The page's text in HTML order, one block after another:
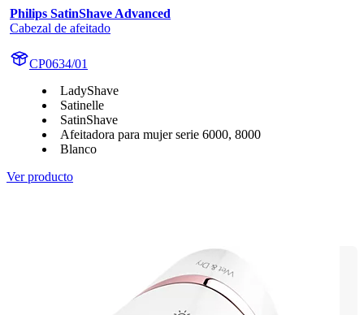
Philips SatinShave Advanced
Cabezal de afeitado
CP0634/01
LadyShave
Satinelle
SatinShave
Afeitadora para mujer serie 6000, 8000
Blanco
Ver producto